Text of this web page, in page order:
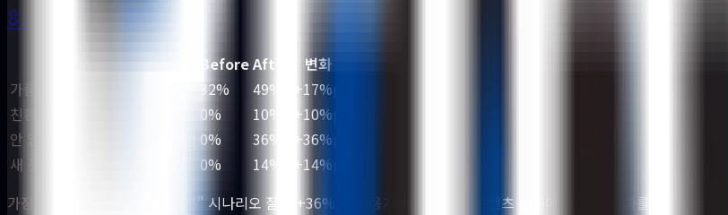
8. 결과 — 질문별
BeforeAfter
변화
가품 이슈 없는 중고 패션 어플
32% 49%
+17%p
친환경적인 패션 플랫폼
0% 10%
+10%p
안 입는 옷 쉽게 팔 수 있는 방법
0% 36%
+36%p
새 것처럼 깨끗한 중고 옷
0% 14%
+14%p
가장 큰 변화는 "안 입는 옷 처분" 시나리오 질문(+36%p). 사용자 상황에 맞춘 콘텐츠 신설이 가장 큰 효과를 만들었습니다.